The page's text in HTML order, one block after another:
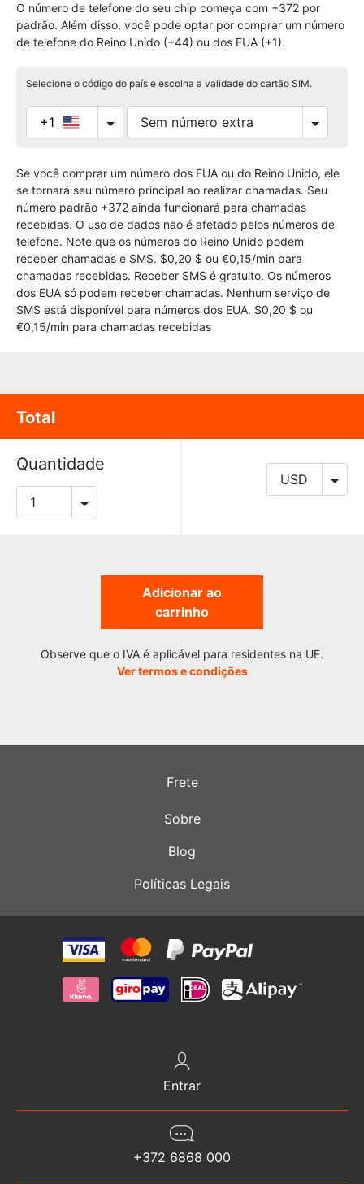
O número de telefone do seu chip começa com +372 por
padrão. Além disso, você pode optar por comprar um número
de telefone do Reino Unido (+44) ou dos EUA (+1).
Selecione o código do país e escolha a validade do cartão SIM.
+1
Se você comprar um número dos EUA ou do Reino Unido, ele
se tornará seu número principal ao realizar chamadas. Seu
número padrão +372 ainda funcionará para chamadas
recebidas. O uso de dados não é afetado pelos números de
telefone. Note que os números do Reino Unido podem
receber chamadas e SMS. $0,20 $ ou €0,15/min para
chamadas recebidas. Receber SMS é gratuito. Os números
dos EUA só podem receber chamadas. Nenhum serviço de
SMS está disponível para números dos EUA. $0,20 $ ou
€0,15/min para chamadas recebidas
Total
Quantidade
Adicionar ao
carrinho
Observe que o IVA é aplicável para residentes na UE.
Ver termos e condições
Frete
Sobre
Blog
Políticas Legais
Entrar
+372 6868 000